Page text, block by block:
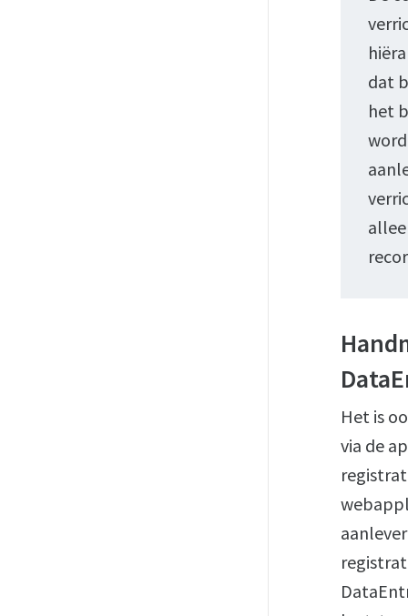
dat
het
Het is
via de